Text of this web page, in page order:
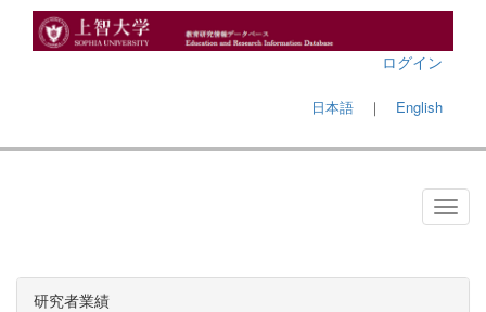
ログイン
日本語 ｜ English
研究者業績